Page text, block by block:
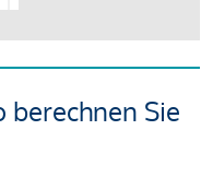
berechnen Sie